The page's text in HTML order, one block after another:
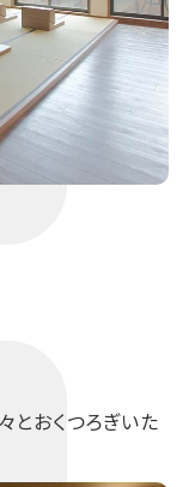
とおくつろぎいた